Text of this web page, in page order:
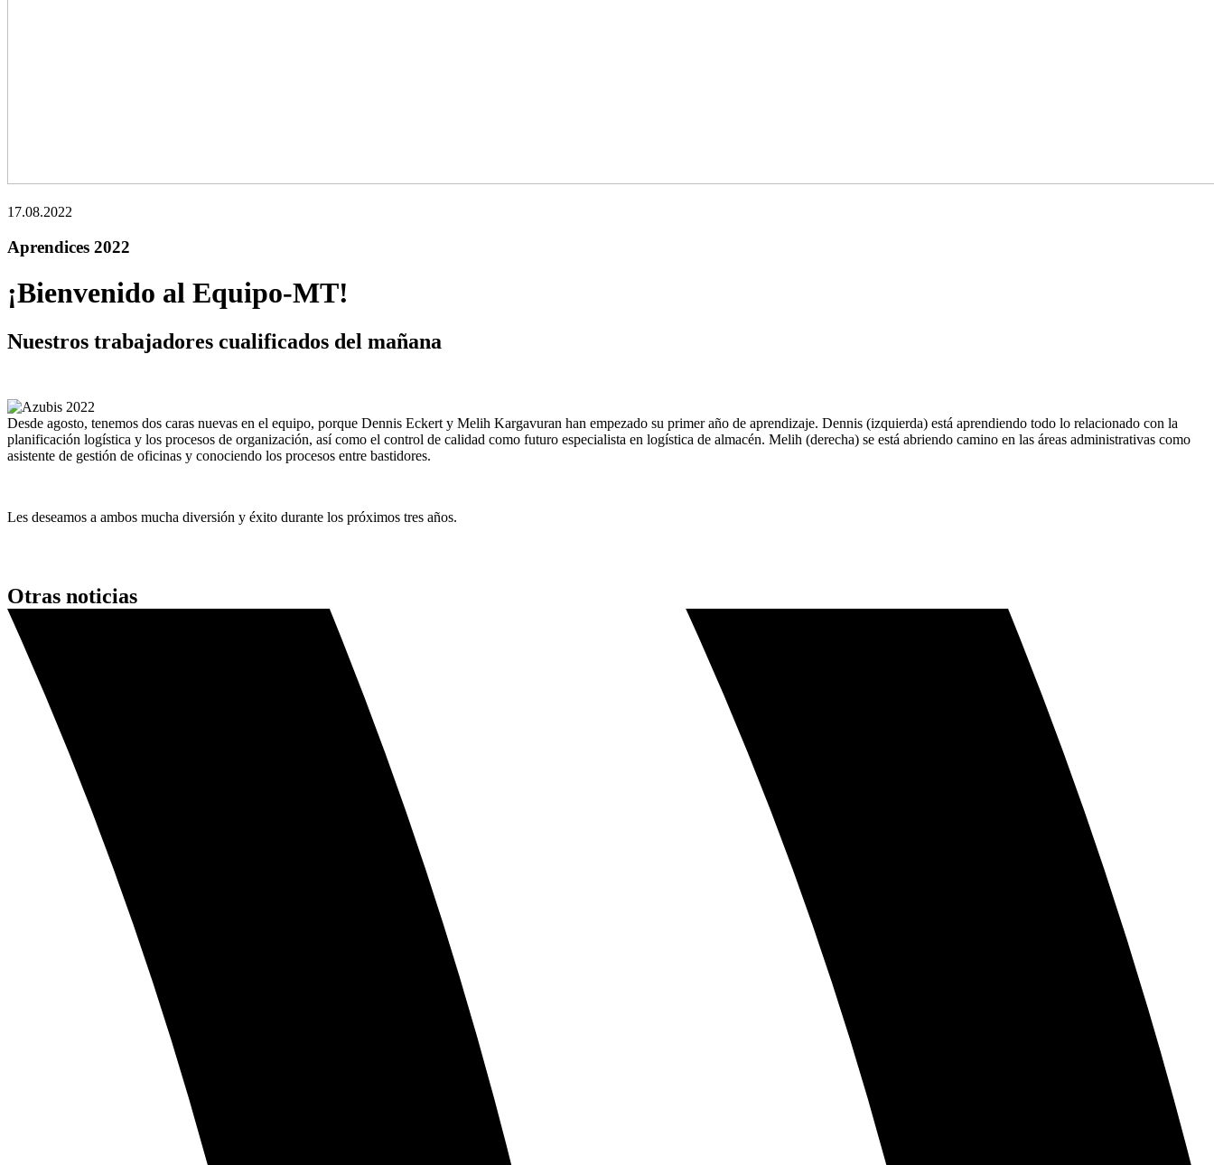
17.08.2022
Aprendices 2022
¡Bienvenido al Equipo-MT!
Nuestros trabajadores cualificados del mañana
Desde agosto, tenemos dos caras nuevas en el equipo, porque Dennis Eckert y Melih Kargavuran han empezado su primer año de aprendizaje. Dennis (izquierda) está aprendiendo todo lo relacionado con la
planificación logística y los procesos de organización, así como el control de calidad como futuro especialista en logística de almacén. Melih (derecha) se está abriendo camino en las áreas administrativas como
asistente de gestión de oficinas y conociendo los procesos entre bastidores.
Les deseamos a ambos mucha diversión y éxito durante los próximos tres años.
Otras noticias